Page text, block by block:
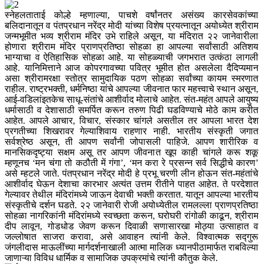
स्नेहलताताई कोल्हे म्हणाल्या, पाचशे वर्षांनतर असंख्य कारसेवकांच्या
बलिदानातून व पंतप्रधान नरेंद्र मोदी यांच्या विशेष प्रयत्नातून अयोध्येत श्रीराम
जन्मभूमीत भव्य श्रीराम मंदिर उभे राहिले असून, या मंदिरात २२ जानेवारीला
होणारा श्रीराम मंदिर प्राणप्रतिष्ठा सोहळा हा आपल्या सर्वांसाठी अतिशय
भाग्याचा व ऐतिहासिक सोहळा आहे. या सोहळ्याची जगभरात उत्कंठा लागली
आहे. यानिमित्ताने आज कोपरगावच्या पवित्र भूमीत होत असलेला दैदिप्यमान
असा श्रीरामरक्षा स्तोत्र सामुदायिक पठण सोहळा सर्वांच्या कायम स्मरणात
राहील. राष्ट्रभक्ती, धर्मनिष्ठा यांचे आपल्या जीवनात फार महत्त्वाचे स्थान असून,
आई-वडिलांइतकेच साधू-संतांचे आशीर्वाद मोलाचे आहेत. संत-महंत आपले आयुष्य
धर्मासाठी व देशासाठी समर्पित करून तरुण पिढी घडविण्याचे मोठे काम करीत
आहेत. आपले आचार, विचार, संस्कार चांगले असतील तर आपला भारत देश
प्रगतीच्या शिखरावर गेल्याशिवाय राहणार नाही. भारतीय संस्कृती जगात
सर्वश्रेष्ठ असून, ती आपण सर्वांनी जोपासली पाहिजे. आपण शारीरिक व
मानसिकदृष्ट्या सक्षम असू तर आपण जीवनात खूप काही चांगले करू शकू
म्हणूनच ‘मन चंगा तो कठौती में गंगा’, ‘मन करा रे प्रसन्न सर्व सिद्धीचे कारण’
असे म्हटले जाते. पंतप्रधान नरेंद्र मोदी हे प्रभू चरणी लीन होऊन संत-महंतांचे
आशीर्वाद घेऊन देशाचा कारभार अत्यंत उत्तम रीतीने पाहत आहेत. ते परदेशात
गेल्यावर तेथील मंदिरांमध्ये जाऊन देवाची भक्ती करतात. यातून आपल्या भारतीय
संस्कृतीचे दर्शन घडते. २२ जानेवारी रोजी अयोध्येतील रामलल्ला प्राणप्रतिष्ठा
सोहळा नागरिकांनी मंदिरांमध्ये स्वच्छता करून, घरोघरी रांगोळी काढून, श्रीराम
दीप लावून, गोडधोड जेवण करून दिवाळी सणासारखा मोठ्या उत्साहात व
जल्लोषात साजरा करावा, असे आवाहन त्यांनी केले. विश्वात्मक सद्गुरू
जंगलीदास माऊलींच्या मार्गदर्शनाखाली आत्मा मालिक ध्यानपीठामार्फत राबविल्या
जाणाऱ्या विविध धार्मिक व सामाजिक उपक्रमांचे त्यांनी कौतुक केले.